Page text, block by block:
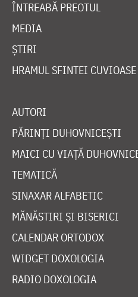
ÎNTREABĂ PREOTUL
MEDIA
ȘTIRI
HRAMUL SFINTEI CUVIOASE
AUTORI
PĂRINȚI DUHOVNICEȘTI
MAICI CU VIAȚĂ
TEMATICĂ
SINAXAR ALFABETIC
MĂNĂSTIRI ȘI BISERICI
CALENDAR ORTODOX
WIDGET DOXOLOGIA
RADIO DOXOLOGIA